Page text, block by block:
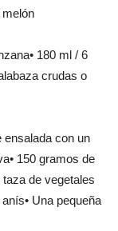
melón
180 ml / 6
crudas o
ensalada con un
150 gramos de
de vegetales
Una pequeña